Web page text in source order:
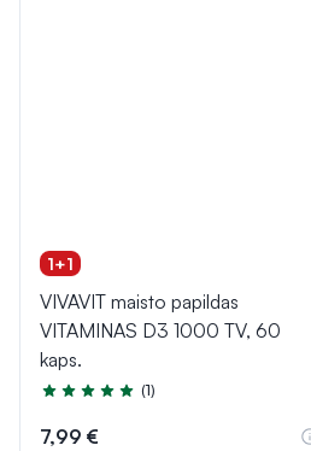
1+1
VIVAVIT maisto papildas
VITAMINAS D3 1000 TV, 60
kaps.
Įvertinimas 5.0 iš 5
(1)
7,99 €